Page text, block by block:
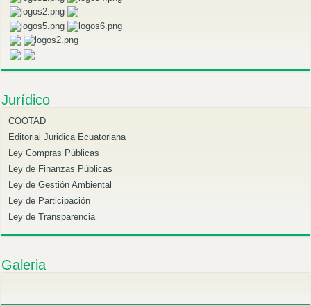
Jurídico
COOTAD
Editorial Juridica Ecuatoriana
Ley Compras Públicas
Ley de Finanzas Públicas
Ley de Gestión Ambiental
Ley de Participación
Ley de Transparencia
Galeria